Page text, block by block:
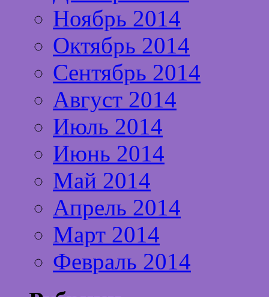
Ноябрь 2014
Октябрь 2014
Сентябрь 2014
Август 2014
Июль 2014
Июнь 2014
Май 2014
Апрель 2014
Март 2014
Февраль 2014